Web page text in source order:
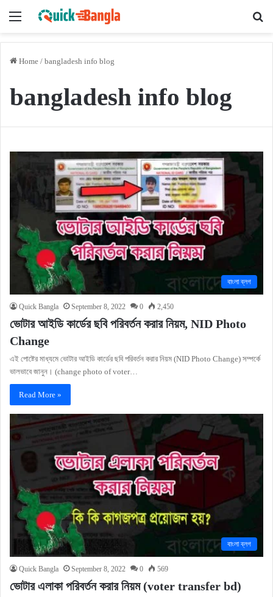
Menu
Home / bangladesh info blog
bangladesh info blog
বাংলা ব্লগ
Quick Bangla September 8, 2022 0 2,450
ভোটার আইডি কার্ডের ছবি পরিবর্তন করার নিয়ম, NID Photo
Change
এই পোষ্টের মাধ্যমে ভোটার আইডি কার্ডের ছবি পরিবর্তন করার নিয়ম (NID Photo Change) সম্পর্কে
ভালভাবে জানুন। (change photo of voter…
Read More »
বাংলা ব্লগ
Quick Bangla September 8, 2022 0 569
ভোটার এলাকা পরিবর্তন করার নিয়ম (voter transfer bd)